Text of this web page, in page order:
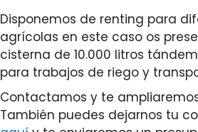
Disponemos de renting para
agrícolas en este caso os
cisterna de 10.000 litros
para trabajos de riego y
Contactamos y te
También puedes dejarnos tu